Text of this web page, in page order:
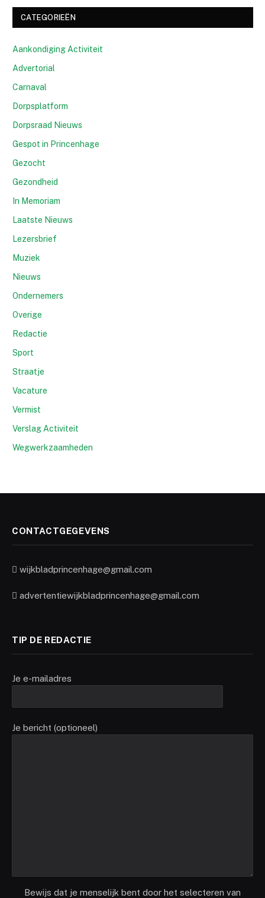
CATEGORIEËN
Aankondiging Activiteit
Advertorial
Carnaval
Dorpsplatform
Dorpsraad Nieuws
Gespot in Princenhage
Gezocht
Gezondheid
In Memoriam
Laatste Nieuws
Lezersbrief
Muziek
Nieuws
Ondernemers
Overige
Redactie
Sport
Straatje
Vacature
Vermist
Verslag Activiteit
Wegwerkzaamheden
CONTACTGEGEVENS
wijkbladprincenhage@gmail.com
advertentiewijkbladprincenhage@gmail.com
TIP DE REDACTIE
Je e-mailadres
Je bericht (optioneel)
Bewijs dat je menselijk bent door het selecteren van